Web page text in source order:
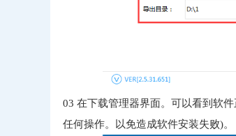
03 在下载管理器界面。可以看到软
任何操作。以免造成软件安装失败)。